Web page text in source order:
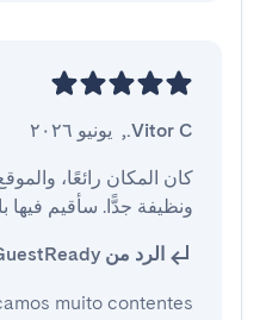
Vitor C.
, يونيو ٢٠٢٦
ونظيفة جدًّا. سأقيم فيها
الرد من GuestReady
muito contentes